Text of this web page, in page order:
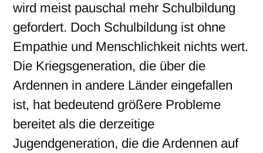
wird meist pauschal mehr Schulbildung
gefordert. Doch Schulbildung ist ohne
Empathie und Menschlichkeit nichts wert.
Die Kriegsgeneration, die über die
Ardennen in andere Länder eingefallen
ist, hat bedeutend größere Probleme
bereitet als die derzeitige
Jugendgeneration, die die Ardennen auf